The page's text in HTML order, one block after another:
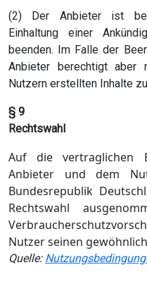
(2) Der Anbieter ist
Einhaltung einer
beenden. Im Falle der
Anbieter berechtigt aber
Nutzern erstellten Inhalte
§ 9
Rechtswahl
Auf die vertraglichen
Anbieter und dem
Bundesrepublik
Rechtswahl
Nutzer seinen
Quelle: